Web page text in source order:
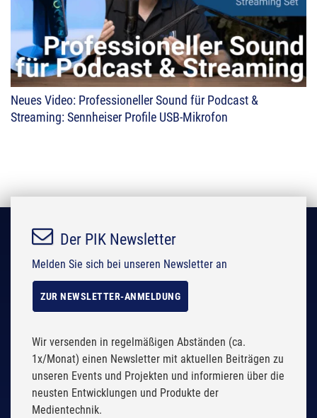
Neues Video: Professioneller Sound für Podcast &
Streaming: Sennheiser Profile USB-Mikrofon
Der PIK Newsletter
Melden Sie sich bei unseren Newsletter an
ZUR NEWSLETTER-ANMELDUNG
Wir versenden in regelmäßigen Abständen (ca.
1x/Monat) einen Newsletter mit aktuellen Beiträgen zu
unseren Events und Projekten und informieren über die
neusten Entwicklungen und Produkte der
Medientechnik.